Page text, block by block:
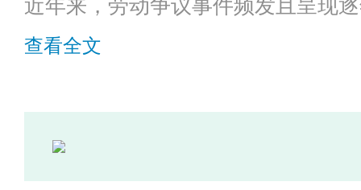
近年来，劳动争议事件频发且呈现
劳动者还是企业方，劳动关系都关
查看全文